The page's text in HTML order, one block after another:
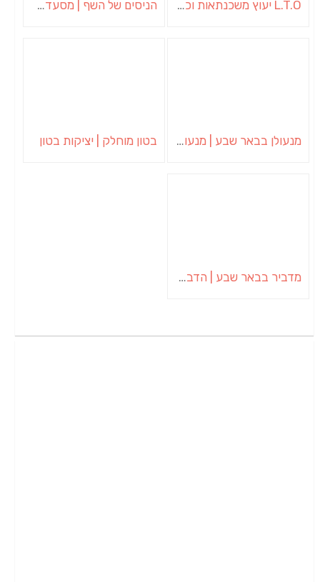
L.T.O יעוץ משכנתאות וכלכלת משפחה | יועץ משכנתאות באשכול הניסים של השף | מסעדת שף בבית | ארוחות גורמה
מנעולן בבאר שבע | מנעולן באופקים | ויטלי המנעולן בטון מוחלק | יציקות בטון
מדביר בבאר שבע | הדברה בבאר שבע | יוגב הדברות